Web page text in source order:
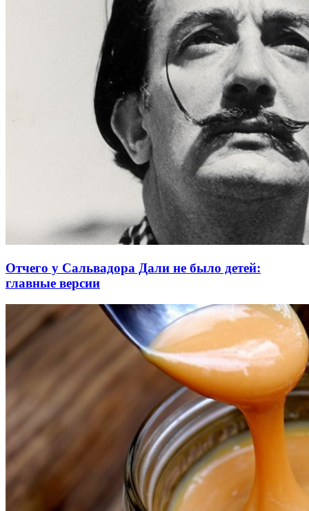
Отчего у Сальвадора Дали не было детей:
главные версии